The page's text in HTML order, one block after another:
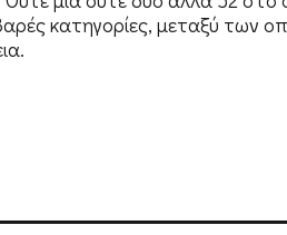
κατηγορίες, μεταξύ των